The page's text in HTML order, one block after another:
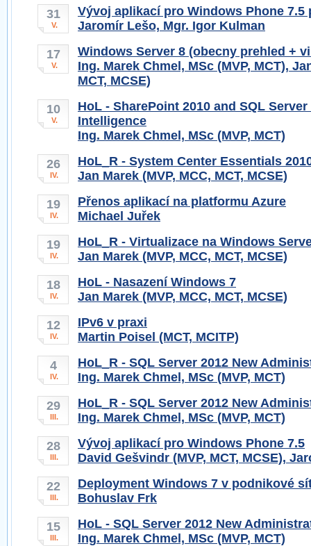
31
V.
Vývoj aplikací pro Windows Phone 7.5
Jaromír Lešo, Mgr. Igor Kulman
17
V.
Windows Server 8 (obecny prehled +
Ing. Marek Chmel, MSc (MVP, MCT),
MCT, MCSE)
10
V.
HoL - SharePoint 2010 and SQL
Intelligence
Ing. Marek Chmel, MSc (MVP, MCT)
26
IV.
HoL_R - System Center Essentials
Jan Marek (MVP, MCC, MCT, MCSE)
19
IV.
Přenos aplikací na platformu Azure
Michael Juřek
19
IV.
HoL_R - Virtualizace na Windows
Jan Marek (MVP, MCC, MCT, MCSE)
18
IV.
HoL - Nasazení Windows 7
Jan Marek (MVP, MCC, MCT, MCSE)
12
IV.
IPv6 v praxi
Martin Poisel (MCT, MCITP)
4
IV.
HoL_R - SQL Server 2012 New
Ing. Marek Chmel, MSc (MVP, MCT)
29
III.
HoL_R - SQL Server 2012 New
Ing. Marek Chmel, MSc (MVP, MCT)
28
III.
Vývoj aplikací pro Windows Phone 7.5
David Gešvindr (MVP, MCT, MCSE),
22
III.
Deployment Windows 7 v podnikové
Bohuslav Frk
15
III.
HoL - SQL Server 2012 New
Ing. Marek Chmel, MSc (MVP, MCT)